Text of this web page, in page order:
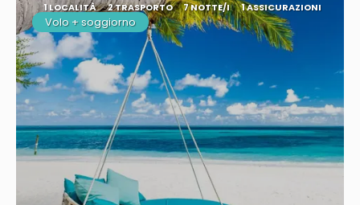
1 LOCALITÀ 2 TRASPORTO 7 NOTTE/I 1 ASSICURAZIONI
Volo + soggiorno